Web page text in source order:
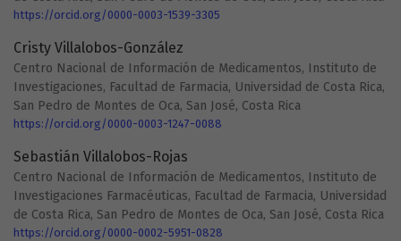
https://orcid.org/0000-0003-1539-3305
Cristy Villalobos-González
Centro Nacional de Información de Medicamentos, Instituto de
Investigaciones, Facultad de Farmacia, Universidad de Costa Rica,
San Pedro de Montes de Oca, San José, Costa Rica
https://orcid.org/0000-0003-1247-0088
Sebastián Villalobos-Rojas
Centro Nacional de Información de Medicamentos, Instituto de
Investigaciones Farmacéuticas, Facultad de Farmacia, Universidad
de Costa Rica, San Pedro de Montes de Oca, San José, Costa Rica
https://orcid.org/0000-0002-5951-0828